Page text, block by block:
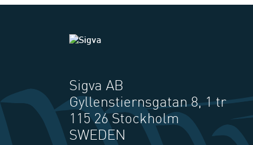
Sigva AB
Gyllenstiernsgatan 8, 1 tr
115 26 Stockholm
SWEDEN